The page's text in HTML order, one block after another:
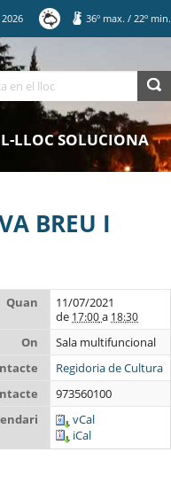
2026 36º max. / 22º min.
LLOC SOLUCIONA
BREU I
Quan
11/07/2021
de 17:00 a 18:30
On
Sala multifuncional
Regidoria de Cultura
973560100
vCal
iCal